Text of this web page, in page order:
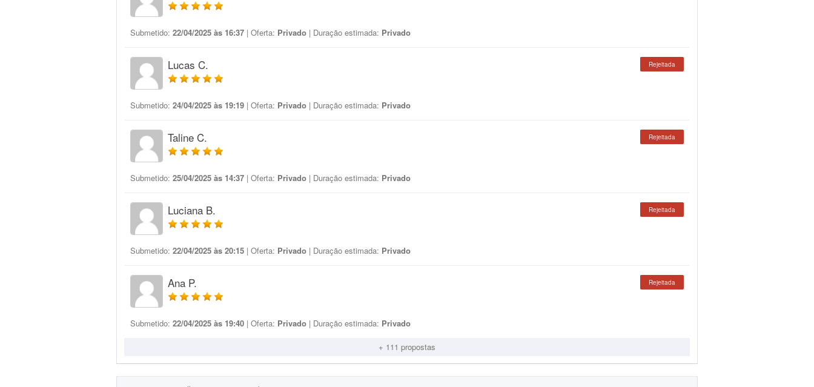
Submetido: 22/04/2025 às 16:37 | Oferta: Privado | Duração estimada: Privado
Lucas C. Rejeitada
Submetido: 24/04/2025 às 19:19 | Oferta: Privado | Duração estimada: Privado
Taline C. Rejeitada
Submetido: 25/04/2025 às 14:37 | Oferta: Privado | Duração estimada: Privado
Luciana B. Rejeitada
Submetido: 22/04/2025 às 20:15 | Oferta: Privado | Duração estimada: Privado
Ana P. Rejeitada
Submetido: 22/04/2025 às 19:40 | Oferta: Privado | Duração estimada: Privado
+ 111 propostas